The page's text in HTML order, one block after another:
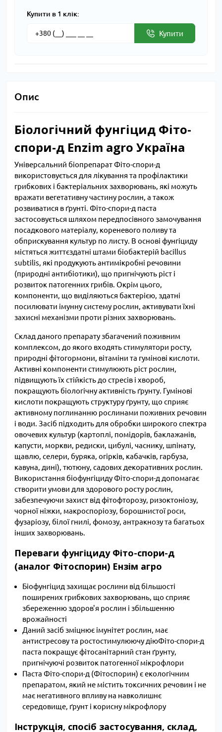
Купити в 1 клік:
Купити
Опис
Біологічний фунгіцид Фіто-
спори-д Enzim agro Україна
Універсальний біопрепарат Фіто-спори-д
використовується для лікування та профілактики
грибкових і бактеріальних захворювань, які можуть
вражати вегетативну частину рослин, а також
розвиватися в ґрунті. Фіто-спори-д паста
застосовується шляхом передпосівного замочування
посадкового матеріалу, кореневого поливу та
обприскування культур по листу. В основі фунгіциду
містяться життєздатні штами біобактерій bacillus
subtilis, які продукують антимікробні речовини
(природні антибіотики), що пригнічують ріст і
розвиток патогенних грибів. Окрім цього,
компоненти, що виділяються бактерією, здатні
посилювати імунну систему рослин, активувати їхні
захисні механізми проти різних захворювань.
Склад даного препарату збагачений поживним
комплексом, до якого входять стимулятори росту,
природні фітогормони, вітаміни та гумінові кислоти.
Активні компоненти стимулюють ріст рослин,
підвищують їх стійкість до стресів і хвороб,
покращують біологічну активність ґрунту. Гумінові
кислоти покращують структуру ґрунту, що сприяє
активному поглинанню рослинами поживних речовин
і води. Засіб підходить для обробки широкого спектра
овочевих культур (картоплі, помідорів, баклажанів,
капусти, моркви, редиски, цибулі, часнику, шпінату,
щавлю, селери, буряка, огірків, кабачків, гарбуза,
кавуна, дині), тютюну, садових декоративних рослин.
Використання біофунгіциду Фіто-спори-д допомагає
створити умови для здорового росту рослин,
забезпечуючи захист від фітофторозу, ризоктоніозу,
чорної ніжки, макроспоріозу, борошнистої роси,
фузаріозу, білої гнилі, фомозу, антракнозу та багатьох
інших захворювань.
Переваги фунгіциду Фіто-спори-д
(аналог Фітоспорин) Ензім агро
Біофунгіцид захищає рослини від більшості
поширених грибкових захворювань, що сприяє
збереженню здоров'я рослин і збільшенню
врожайності
Даний засіб зміцнює імунітет рослин, має
антистресову та ростостимулюючу діюФіто-спори-д
паста покращує фітосанітарний стан ґрунту,
пригнічуючі розвиток патогенної мікрофлори
Паста Фіто-спори-д (Фітоспорин) є екологічним
препаратом, який не містить токсичних речовин і не
має негативного впливу на навколишнє
середовище, ґрунт і корисну мікрофлору
Інструкція, спосіб застосування, склад,